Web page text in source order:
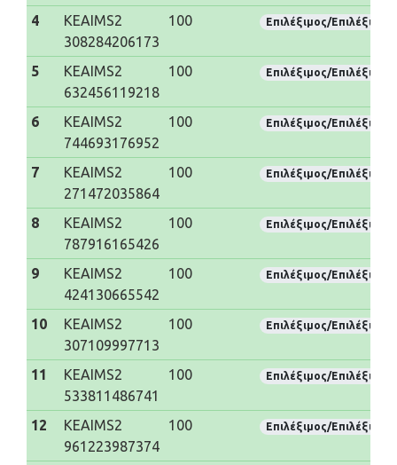
4
KEAIMS2
308284206173
100 Επιλέξιμος/Επιλέξιμη
5
KEAIMS2
632456119218
100 Επιλέξιμος/Επιλέξιμη
6
KEAIMS2
744693176952
100 Επιλέξιμος/Επιλέξιμη
7
KEAIMS2
271472035864
100 Επιλέξιμος/Επιλέξιμη
8
KEAIMS2
787916165426
100 Επιλέξιμος/Επιλέξιμη
9
KEAIMS2
424130665542
100 Επιλέξιμος/Επιλέξιμη
10
KEAIMS2
307109997713
100 Επιλέξιμος/Επιλέξιμη
11
KEAIMS2
533811486741
100 Επιλέξιμος/Επιλέξιμη
12
KEAIMS2
961223987374
100 Επιλέξιμος/Επιλέξιμη